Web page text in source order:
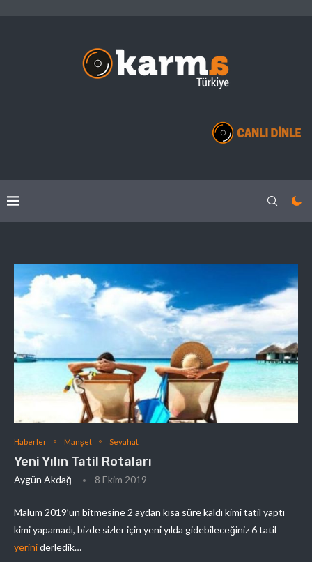
Haberler Manşet Seyahat
Yeni Yılın Tatil Rotaları
Aygün Akdağ 8 Ekim 2019
Malum 2019’un bitmesine 2 aydan kısa süre kaldı kimi tatil yaptı
kimi yapamadı, bizde sizler için yeni yılda gidebileceğiniz 6 tatil
yeriniderledik…